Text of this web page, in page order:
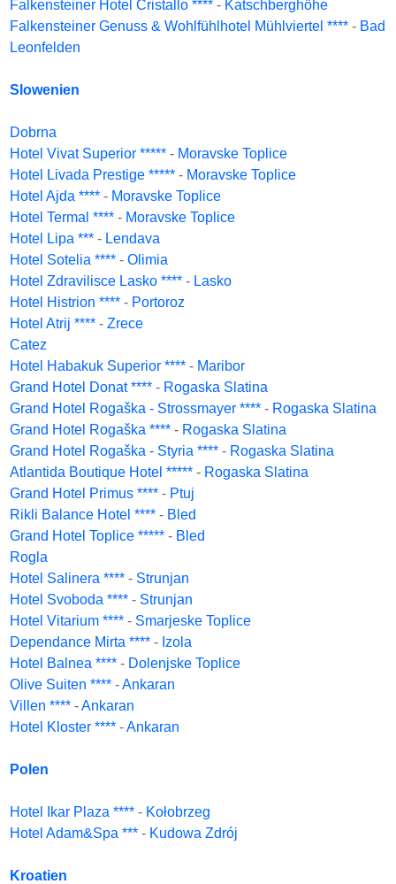
Falkensteiner Hotel Cristallo **** - Katschberghöhe
Falkensteiner Genuss & Wohlfühlhotel Mühlviertel **** - Bad
Leonfelden
Slowenien
Dobrna
Hotel Vivat Superior ***** - Moravske Toplice
Hotel Livada Prestige ***** - Moravske Toplice
Hotel Ajda **** - Moravske Toplice
Hotel Termal **** - Moravske Toplice
Hotel Lipa *** - Lendava
Hotel Sotelia **** - Olimia
Hotel Zdravilisce Lasko **** - Lasko
Hotel Histrion **** - Portoroz
Hotel Atrij **** - Zrece
Catez
Hotel Habakuk Superior **** - Maribor
Grand Hotel Donat **** - Rogaska Slatina
Grand Hotel Rogaška - Strossmayer **** - Rogaska Slatina
Grand Hotel Rogaška **** - Rogaska Slatina
Grand Hotel Rogaška - Styria **** - Rogaska Slatina
Atlantida Boutique Hotel ***** - Rogaska Slatina
Grand Hotel Primus **** - Ptuj
Rikli Balance Hotel **** - Bled
Grand Hotel Toplice ***** - Bled
Rogla
Hotel Salinera **** - Strunjan
Hotel Svoboda **** - Strunjan
Hotel Vitarium **** - Smarjeske Toplice
Dependance Mirta **** - Izola
Hotel Balnea **** - Dolenjske Toplice
Olive Suiten **** -Ankaran
Villen **** -Ankaran
Hotel Kloster **** -Ankaran
Polen
Hotel Ikar Plaza **** - Kołobrzeg
Hotel Adam&Spa *** - Kudowa Zdrój
Kroatien